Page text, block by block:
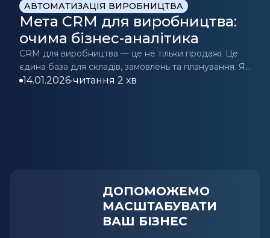
АВТОМАТИЗАЦІЯ ВИРОБНИЦТВА
Мета CRM для виробництва:
очима бізнес-аналітика
CRM для виробництва — це не тільки продажі. Це
єдина база для складів, замовлень та планування. Як
автоматизація скорочує витрати? Пояснюємо в
14.01.2026•читання 2 хв
ДОПОМОЖЕМО
МАСШТАБУВАТИ
ВАШ БІЗНЕС